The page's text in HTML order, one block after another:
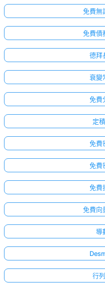
免費無
免費債
德拜
衰變
免費
定
免費
免費
免費
免費向
導
行